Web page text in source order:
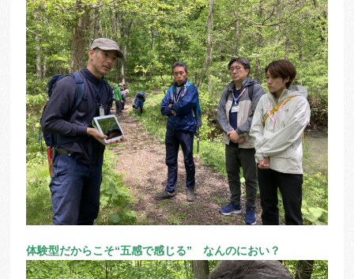
体験型だからこそ“五感で感じる” なんのにおい？